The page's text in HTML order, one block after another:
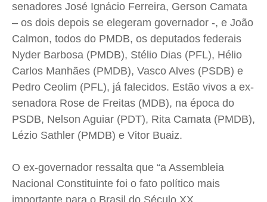
senadores José Ignácio Ferreira, Gerson Camata
– os dois depois se elegeram governador -, e João
Calmon, todos do PMDB, os deputados federais
Nyder Barbosa (PMDB), Stélio Dias (PFL), Hélio
Carlos Manhães (PMDB), Vasco Alves (PSDB) e
Pedro Ceolim (PFL), já falecidos. Estão vivos a ex-
senadora Rose de Freitas (MDB), na época do
PSDB, Nelson Aguiar (PDT), Rita Camata (PMDB),
Lézio Sathler (PMDB) e Vitor Buaiz.
O ex-governador ressalta que “a Assembleia
Nacional Constituinte foi o fato político mais